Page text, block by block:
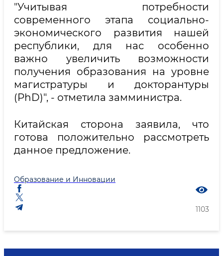
"Учитывая потребности
современного этапа социально-
экономического развития нашей
республики, для нас особенно
важно увеличить возможности
получения образования на уровне
магистратуры и докторантуры
(PhD)", - отметила замминистра.
Китайская сторона заявила, что
готова положительно рассмотреть
данное предложение.
Образование и Инновации
1103